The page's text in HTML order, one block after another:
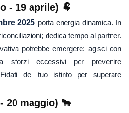
- 19 aprile) 🐏
2025 porta energia dinamica. In
dedica tempo al partner.
potrebbe emergere: agisci con
sforzi eccessivi per prevenire
del tuo istinto per superare
20 maggio) 🐂